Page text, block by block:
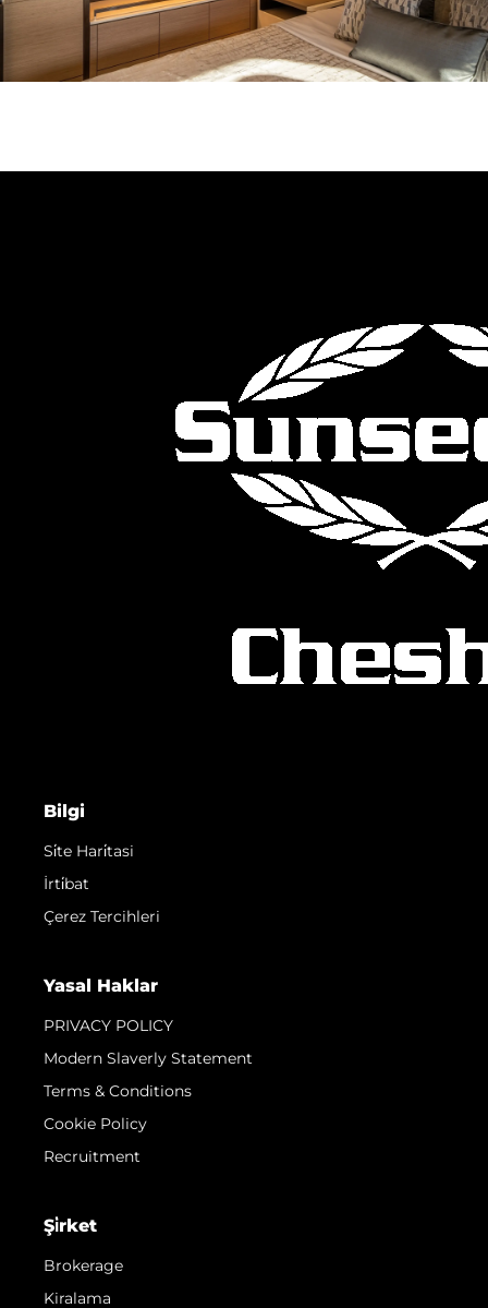
Bilgi
Si̇te Hari̇tasi
İrti̇bat
Çerez Tercihleri
Yasal Haklar
PRIVACY POLICY
Modern Slaverly Statement
Terms & Conditions
Cookie Policy
Recruitment
Şi̇rket
Brokerage
Kiralama